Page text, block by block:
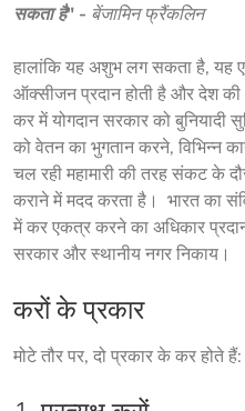
सकता है" - बेंजामिन फ्रैंकलिन
हालांकि यह अशुभ लग सकता है,
ऑक्सीजन प्रदान होती है और देश
कर में योगदान सरकार को बुनियादी
को वेतन का भुगतान करने, विभिन्न
चल रही महामारी की तरह संकट के
कराने में मदद करता है।  भारत का
में कर एकत्र करने का अधिकार
सरकार और स्थानीय नगर निकाय।
करों के प्रकार
मोटे तौर पर, दो प्रकार के कर होते हैं: